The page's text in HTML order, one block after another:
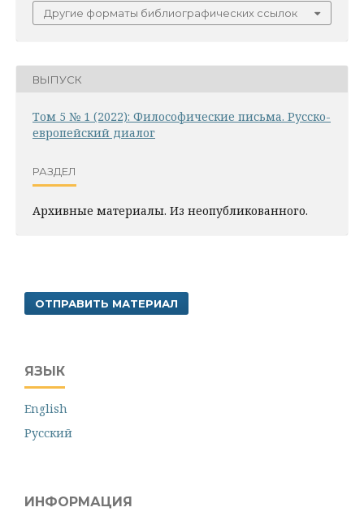
Другие форматы библиографических ссылок
ВЫПУСК
Том 5 № 1 (2022): Философические письма. Русско-
европейский диалог
РАЗДЕЛ
Архивные материалы. Из неопубликованного.
ОТПРАВИТЬ МАТЕРИАЛ
ЯЗЫК
English
Русский
ИНФОРМАЦИЯ